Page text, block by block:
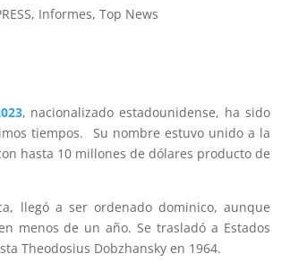
, Informes,Top News
, nacionalizado estadounidense, ha sido
tiempos. Su nombre estuvo unido a la
hasta 10 millones de dólares producto de
llegó a ser ordenado dominico, aunque
menos de un año. Se trasladó a Estados
Theodosius Dobzhansky en 1964.